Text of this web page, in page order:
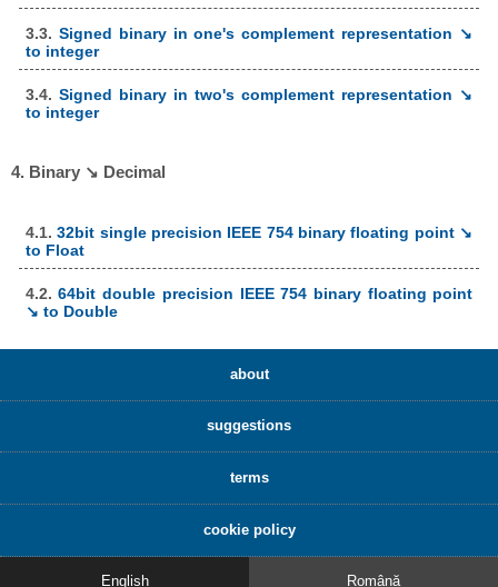
3.3. Signed binary in one's complement representation ↘
to integer
3.4. Signed binary in two's complement representation ↘
to integer
4. Binary ↘ Decimal
4.1.32bit single precision IEEE 754 binary floating point ↘
to Float
4.2.64bit double precision IEEE 754 binary floating point
↘ to Double
about
suggestions
terms
cookie policy
English Română